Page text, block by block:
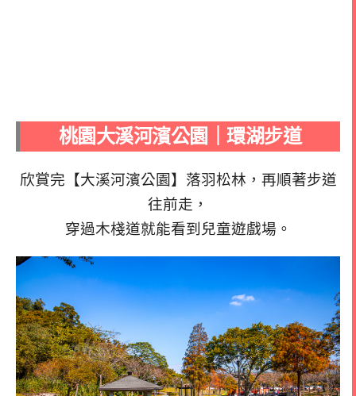
桃園大溪河濱公園｜環湖步道
欣賞完【大溪河濱公園】落羽松林，再順著步道
往前走，
穿過木棧道就能看到兒童遊戲場。